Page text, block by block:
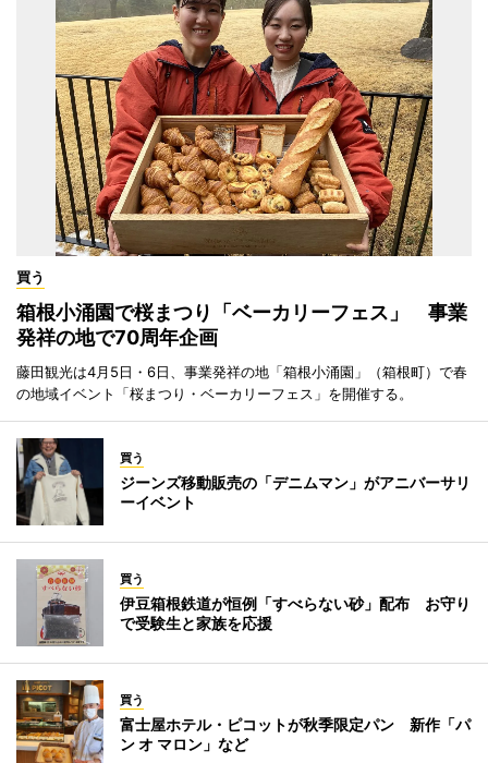
買う
箱根小涌園で桜まつり「ベーカリーフェス」 事業
発祥の地で70周年企画
藤田観光は4月5日・6日、事業発祥の地「箱根小涌園」（箱根町）で春
の地域イベント「桜まつり・ベーカリーフェス」を開催する。
買う
ジーンズ移動販売の「デニムマン」がアニバーサリ
ーイベント
買う
伊豆箱根鉄道が恒例「すべらない砂」配布 お守り
で受験生と家族を応援
買う
富士屋ホテル・ピコットが秋季限定パン 新作「パ
ン オ マロン」など